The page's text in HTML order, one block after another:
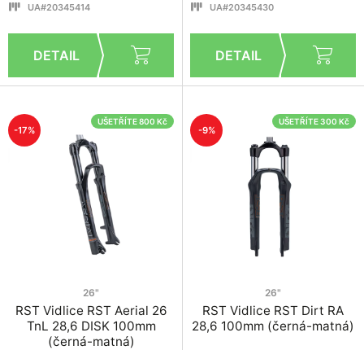
UA#20345414
UA#20345430
-17%
UŠETŘÍTE 800 Kč
26"
RST Vidlice RST Aerial 26
TnL 28,6 DISK 100mm
(černá-matná)
-9%
UŠETŘÍTE 300 Kč
26"
RST Vidlice RST Dirt RA
28,6 100mm (černá-matná)